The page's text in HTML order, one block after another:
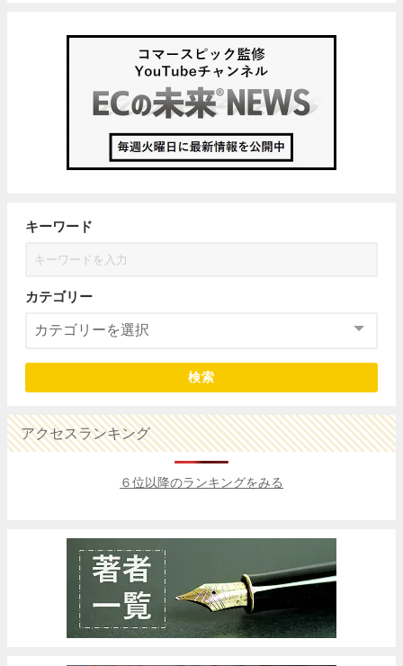
キーワード
カテゴリー
検索
アクセスランキング
６位以降のランキングをみる